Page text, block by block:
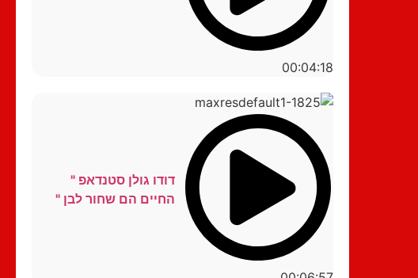
00:04:18
דודו גולן סטנדאפ "
החיים הם שחור לבן "